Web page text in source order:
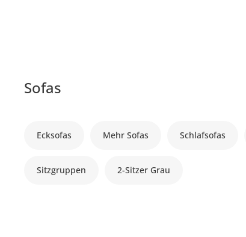
Sofas
Ecksofas Mehr Sofas Schlafsofas
Sitzgruppen 2-Sitzer Grau